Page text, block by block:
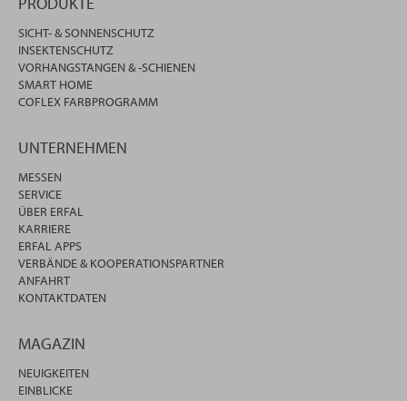
SICHT- & SONNENSCHUTZ
INSEKTENSCHUTZ
VORHANGSTANGEN & -SCHIENEN
SMART HOME
COFLEX FARBPROGRAMM
UNTERNEHMEN
MESSEN
SERVICE
ÜBER ERFAL
KARRIERE
ERFAL APPS
VERBÄNDE & KOOPERATIONSPARTNER
ANFAHRT
KONTAKTDATEN
MAGAZIN
NEUIGKEITEN
EINBLICKE